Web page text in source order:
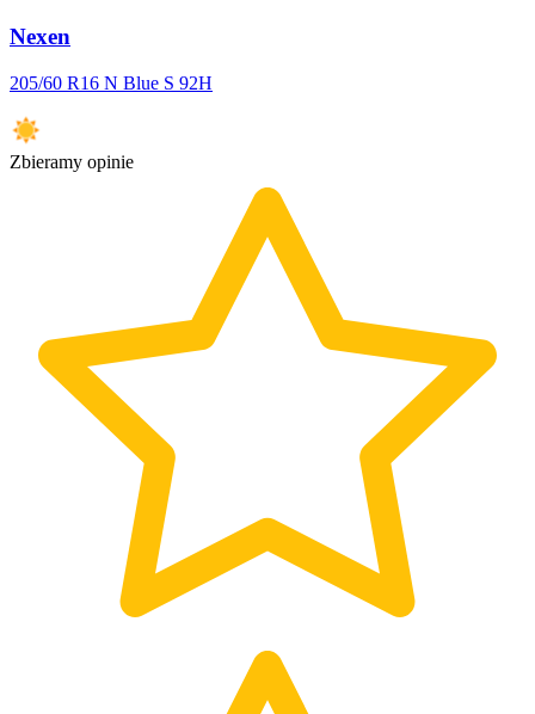
Nexen
205/60 R16 N Blue S 92H
Zbieramy opinie